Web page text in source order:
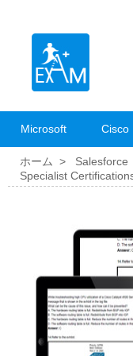
Microsoft Cisco
ホーム > Salesforce
Specialist